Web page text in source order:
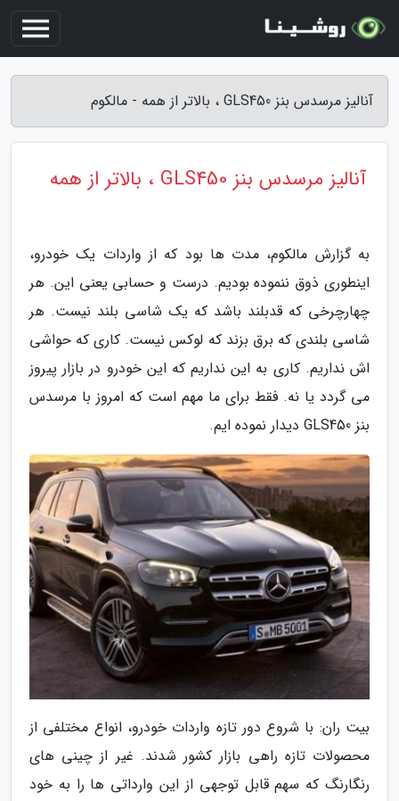
آنالیز مرسدس بنز GLS450 ، بالاتر از همه - مالکوم
آنالیز مرسدس بنز GLS450 ، بالاتر از همه
به گزارش مالکوم، مدت ها بود که از واردات یک خودرو،
اینطوری ذوق ننموده بودیم. درست و حسابی یعنی این. هر
چهارچرخی که قدبلند باشد که یک شاسی بلند نیست. هر
شاسی بلندی که برق بزند که لوکس نیست. کاری که حواشی
اش نداریم. کاری به این نداریم که این خودرو در بازار پیروز
می گردد یا نه. فقط برای ما مهم است که امروز با مرسدس
بنز GLS450 دیدار نموده ایم.
بیت ران: با شروع دور تازه واردات خودرو، انواع مختلفی از
محصولات تازه راهی بازار کشور شدند. غیر از چینی های
رنگارنگ که سهم قابل توجهی از این وارداتی ها را به خود